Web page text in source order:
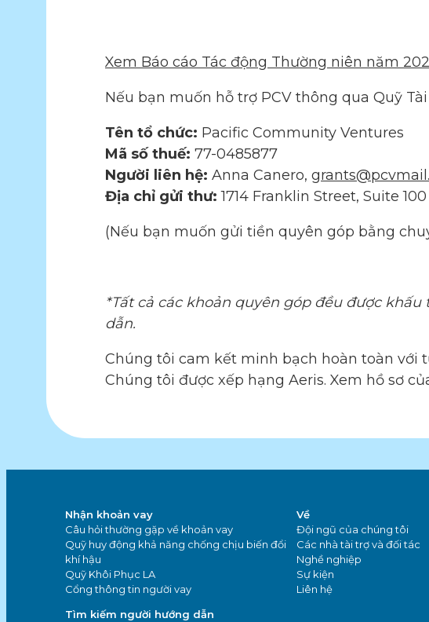
Xem Báo cáo Tác động Thường niên năm
Nếu bạn muốn hỗ trợ PCV thông qua Quỹ
Tên tổ chức: Pacific Community Ventures
Mã số thuế: 77-0485877
Người liên hệ: Anna Canero,
Địa chỉ gửi thư: 1714 Franklin Street, Suite
(Nếu bạn muốn gửi tiền quyên góp bằng
*Tất cả các khoản quyên góp đều được
dẫn.
Chúng tôi cam kết minh bạch hoàn toàn với
Chúng tôi được xếp hạng Aeris. Xem hồ sơ
Nhận khoản vay
Câu hỏi thường gặp về khoản vay
Quỹ huy động khả năng chống chịu biến đổi
khí hậu
Quỹ Khôi Phục LA
Cổng thông tin người vay
Tìm kiếm người hướng dẫn
Về
Đội ngũ của chúng tôi
Các nhà tài trợ và đối tác
Nghề nghiệp
Sự kiện
Liên hệ